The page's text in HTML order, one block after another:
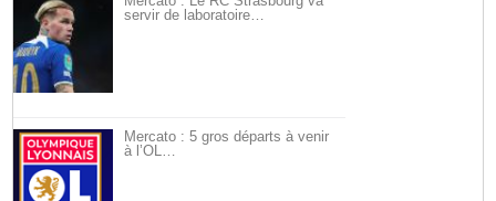
servir de laboratoire…
Mercato : 5 gros départs à venir
à l’OL…